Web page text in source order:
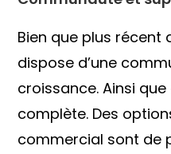
Bien que plus récent
dispose d’une
croissance. Ainsi
complète. Des
commercial sont de